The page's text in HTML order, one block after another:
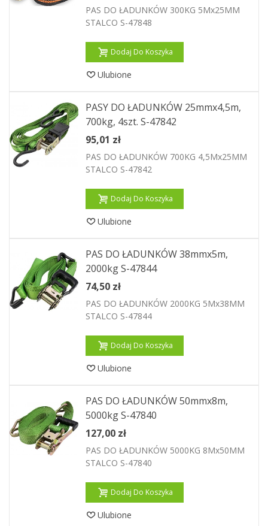
PAS DO ŁADUNKÓW 300KG 5Mx25MM
STALCO S-47848
Dodaj Do Koszyka
Ulubione
PASY DO ŁADUNKÓW 25mmx4,5m,
700kg, 4szt. S-47842
95,01 zł
PAS DO ŁADUNKÓW 700KG 4,5Mx25MM
STALCO S-47842
Dodaj Do Koszyka
Ulubione
PAS DO ŁADUNKÓW 38mmx5m,
2000kg S-47844
74,50 zł
PAS DO ŁADUNKÓW 2000KG 5Mx38MM
STALCO S-47844
Dodaj Do Koszyka
Ulubione
PAS DO ŁADUNKÓW 50mmx8m,
5000kg S-47840
127,00 zł
PAS DO ŁADUNKÓW 5000KG 8Mx50MM
STALCO S-47840
Dodaj Do Koszyka
Ulubione